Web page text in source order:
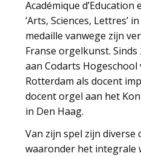
Académique d’Education
‘Arts, Sciences, Lettres’
medaille vanwege zijn
Franse orgelkunst.
aan Codarts
Rotterdam als docent
docent orgel aan het
in Den Haag.
Van zijn spel zijn diverse
waaronder het integrale